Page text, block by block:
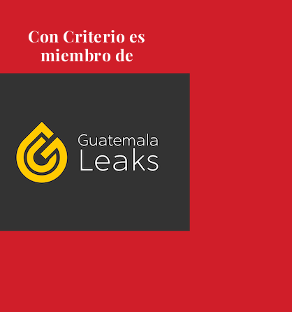
Con Criterio es
miembro de